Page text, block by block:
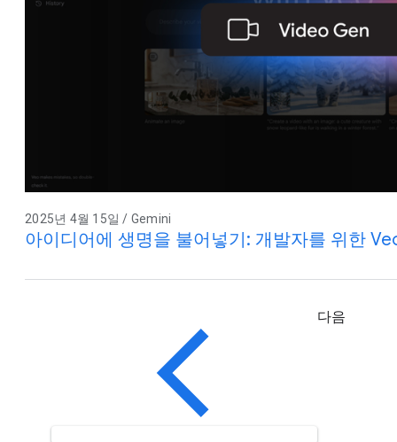
2025년 4월 15일 / Gemini
아이디어에 생명을 불어넣기: 개발자를 위한
다음